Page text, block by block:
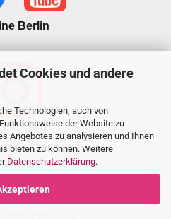
Cookies und andere
Technologien, auch von
der Website zu
Angebotes zu analysieren und Ihnen
bieten zu können. Weitere
Datenschutzerklärung.
Berlin